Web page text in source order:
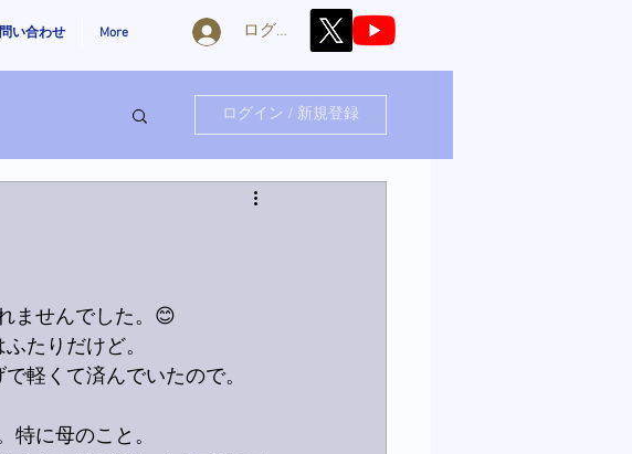
い合わせ More ログイン
ログイン / 新規登録
ませんでした。😊
たりだけど。
軽くて済んでいたので。
に母のこと。